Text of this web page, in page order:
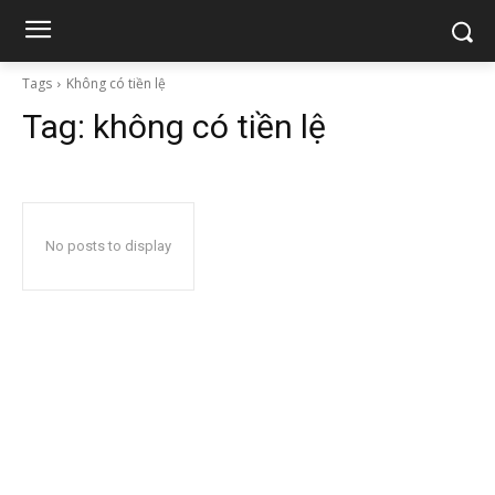
Tags Không có tiền lệ
Tag: không có tiền lệ
No posts to display